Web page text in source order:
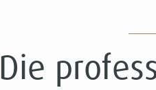
Die